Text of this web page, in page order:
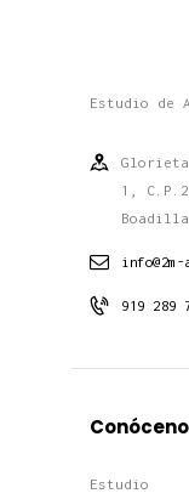
Estudio de
1,
919 289
Estudio